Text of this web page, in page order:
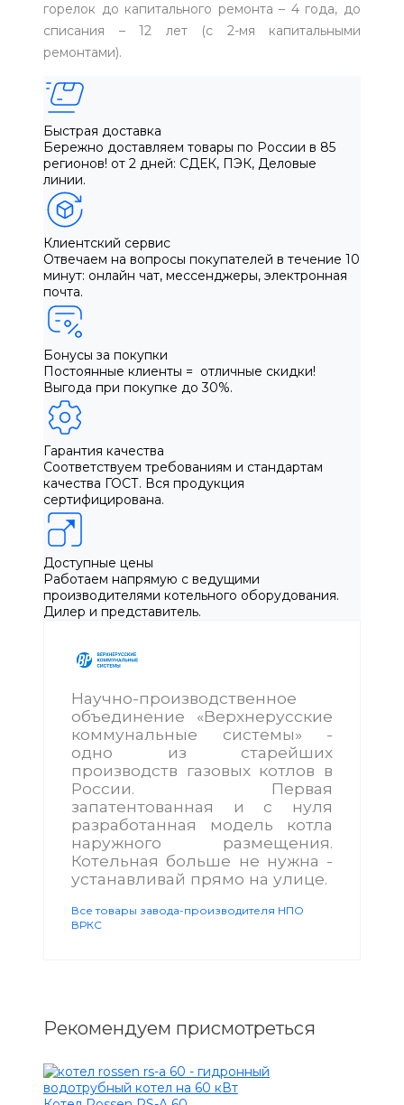
горелок до капитального ремонта – 4 года, до
списания – 12 лет (с 2-мя капитальными
ремонтами).
Быстрая доставка
Бережно доставляем товары по России в 85
регионов! от 2 дней: СДЕК, ПЭК, Деловые
линии.
Клиентский сервис
Отвечаем на вопросы покупателей в течение 10
минут: онлайн чат, мессенджеры, электронная
почта.
Бонусы за покупки
Постоянные клиенты = отличные скидки!
Выгода при покупке до 30%.
Гарантия качества
Соответствуем требованиям и стандартам
качества ГОСТ. Вся продукция
сертифицирована.
Доступные цены
Работаем напрямую с ведущими
производителями котельного оборудования.
Дилер и представитель.
Научно-производственное
объединение «Верхнерусские
коммунальные системы» -
одно из старейших
производств газовых котлов в
России. Первая
запатентованная и с нуля
разработанная модель котла
наружного размещения.
Котельная больше не нужна -
устанавливай прямо на улице.
Все товары завода-производителя НПО
ВРКС
Рекомендуем присмотреться